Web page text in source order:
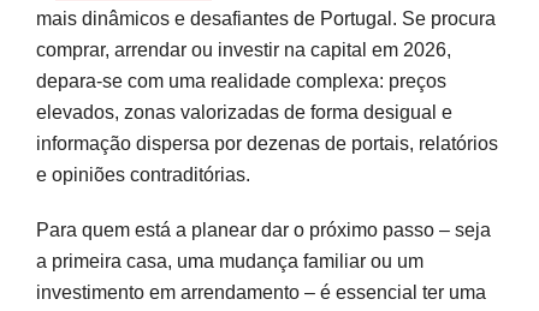
Preços de compra em Lisboa: zonas mais
caras, mais baratas e evolução recente
Rendas em Lisboa em 2025-2026: quanto se
Tendências e oportunidades em Lisboa até
2026: comprar, arrendar ou investir?
Informação organizada para decisões práticas
mais dinâmicos e desafiantes de Portugal. Se procura
comprar, arrendar ou investir na capital em 2026,
depara-se com uma realidade complexa: preços
elevados, zonas valorizadas de forma desigual e
informação dispersa por dezenas de portais, relatórios
e opiniões contraditórias.
Para quem está a planear dar o próximo passo – seja
a primeira casa, uma mudança familiar ou um
investimento em arrendamento – é essencial ter uma